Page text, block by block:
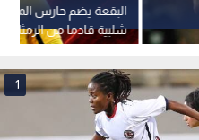
البقعة يضم حارس
شلبية قادما من الرمثا
1